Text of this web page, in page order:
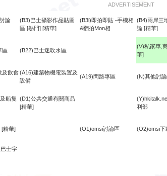
ADVERTISEMENT
論
(B3)巴士攝影作品貼圖
區 [熱門] [精華]
(B3i)即拍即貼 -手機相
&翻拍Mon相
(B4)兩岸三
論 [精華]
區 (B22)巴士迷吹水區
(V)私家車,
華]
及飲食(A16)建築物機電裝置及
設備
(A19)問路專區 (N)其他討
船隻 (D1)公共交通有關商品
[精華]
利部
[精華] (O1)omsi討論區 (O2)omsi下
士字